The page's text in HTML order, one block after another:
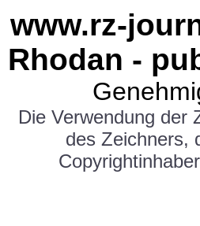
www.rz-
Rhodan -
Die Verwendung der
des Zeichners,